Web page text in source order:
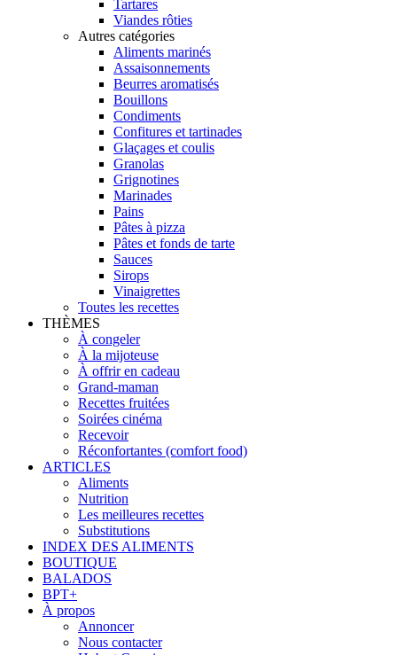
Tartares
Viandes rôties
Autres catégories
Aliments marinés
Assaisonnements
Beurres aromatisés
Bouillons
Condiments
Confitures et tartinades
Glaçages et coulis
Granolas
Grignotines
Marinades
Pains
Pâtes à pizza
Pâtes et fonds de tarte
Sauces
Sirops
Vinaigrettes
Toutes les recettes
THÈMES
À congeler
À la mijoteuse
À offrir en cadeau
Grand-maman
Recettes fruitées
Soirées cinéma
Recevoir
Réconfortantes (comfort food)
ARTICLES
Aliments
Nutrition
Les meilleures recettes
Substitutions
INDEX DES ALIMENTS
BOUTIQUE
BALADOS
BPT+
À propos
Annoncer
Nous contacter